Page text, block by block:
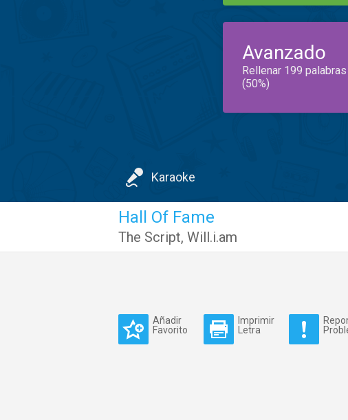
Avanzado
Rellenar 199
(50%)
Karaoke
Hall Of Fame
The Script, Will.i.am
Añadir
Favorito
Imprimir
Letra